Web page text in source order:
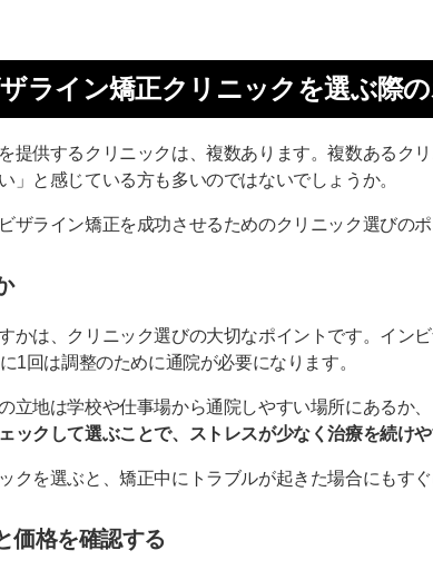
正歯科
銀座クリアデンタル
銀座6丁目のぶデジタル歯科
歩1分】銀座スウェーデン矯正歯科
新橋銀座しらゆり歯科
インビザライン矯正クリニックを選ぼう
ライン矯正クリニックを選ぶ際
提供するクリニックは、複数あります。複数あるク
」と感じている方も多いのではないでしょうか。
ザライン矯正を成功させるためのクリニック選びのポ
かは、クリニック選びの大切なポイントです。イン
1回は調整のために通院が必要になります。
立地は学校や仕事場から通院しやすい場所にあるか
ックして選ぶことで、ストレスが少なく治療を続け
クを選ぶと、矯正中にトラブルが起きた場合にもす
価格を確認する